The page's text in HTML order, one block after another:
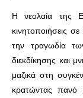
Η νεολαία της
κινητοποιήσεις
την τραγωδία
διεκδίκησης και
μαζικά στη
κρατώντας